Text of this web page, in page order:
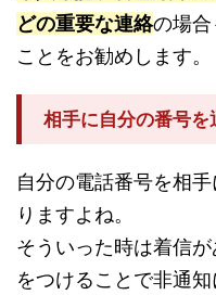
どの重要な連絡の場
ことをお勧めします。
相手に自分の番号
自分の電話番号を相
りますよね。
そういった時は着信
をつけることで非通知